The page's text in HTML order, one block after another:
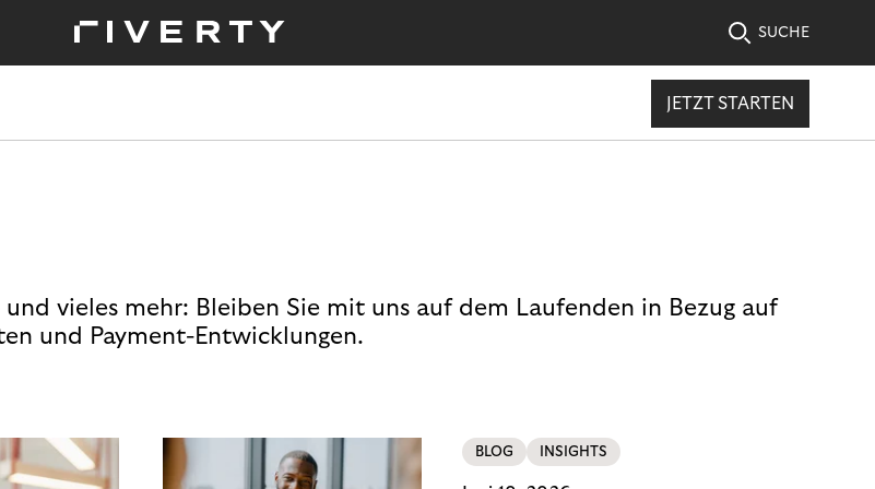
SUCHE
JETZT STARTEN
vieles mehr: Bleiben Sie mit uns auf dem Laufenden in Bezug auf
und Payment-Entwicklungen.
BLOG INSIGHTS